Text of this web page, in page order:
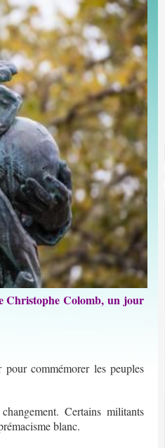
Christophe Colomb, un jour
commémorer les peuples
Certains militants
blanc.